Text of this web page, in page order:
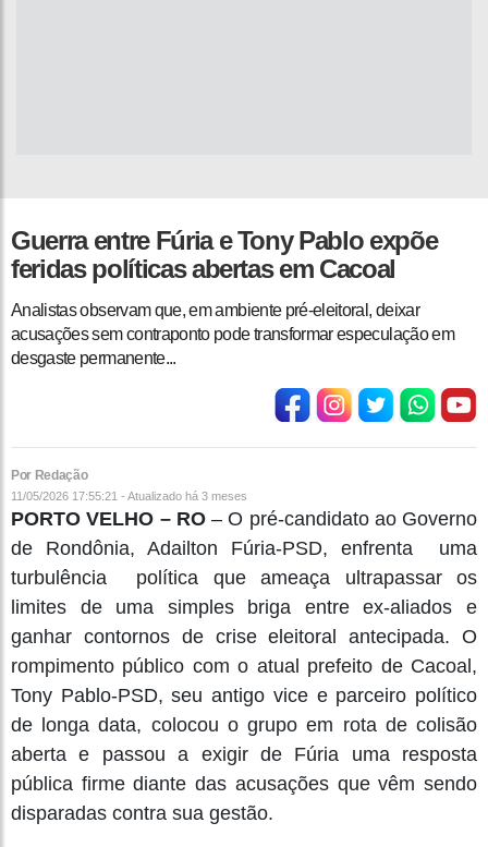
Guerra entre Fúria e Tony Pablo expõe
feridas políticas abertas em Cacoal
Analistas observam que, em ambiente pré-eleitoral, deixar
acusações sem contraponto pode transformar especulação em
desgaste permanente...
Por Redação
11/05/2026 17:55:21 - Atualizado há 3 meses
PORTO VELHO – RO – O pré-candidato ao Governo
de Rondônia, Adailton Fúria-PSD, enfrenta uma
turbulência política que ameaça ultrapassar os
limites de uma simples briga entre ex-aliados e
ganhar contornos de crise eleitoral antecipada. O
rompimento público com o atual prefeito de Cacoal,
Tony Pablo-PSD, seu antigo vice e parceiro político
de longa data, colocou o grupo em rota de colisão
aberta e passou a exigir de Fúria uma resposta
pública firme diante das acusações que vêm sendo
disparadas contra sua gestão.